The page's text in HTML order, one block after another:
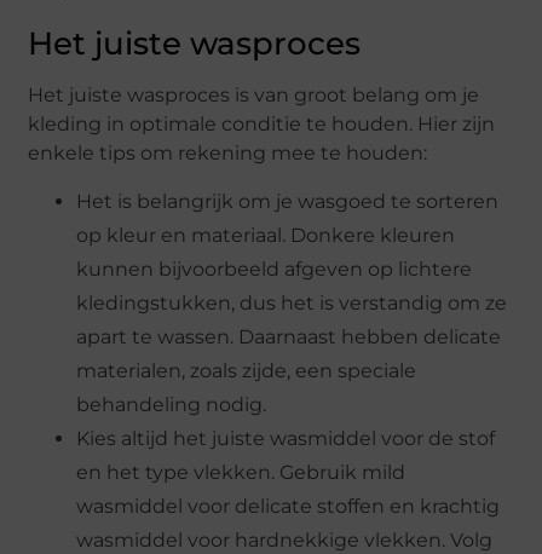
Het juiste wasproces
Het juiste wasproces is van groot belang om je
kleding in optimale conditie te houden. Hier zijn
enkele tips om rekening mee te houden:
Het is belangrijk om je wasgoed te sorteren
op kleur en materiaal. Donkere kleuren
kunnen bijvoorbeeld afgeven op lichtere
kledingstukken, dus het is verstandig om ze
apart te wassen. Daarnaast hebben delicate
materialen, zoals zijde, een speciale
behandeling nodig.
Kies altijd het juiste wasmiddel voor de stof
en het type vlekken. Gebruik mild
wasmiddel voor delicate stoffen en krachtig
wasmiddel voor hardnekkige vlekken. Volg